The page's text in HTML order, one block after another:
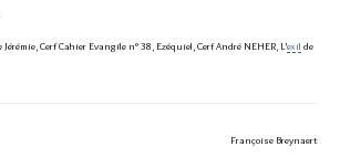
Cerf Cahier Evangile n° 38, Ezéquiel, Cerf André NEHER, L’exil de
Françoise Breynaert